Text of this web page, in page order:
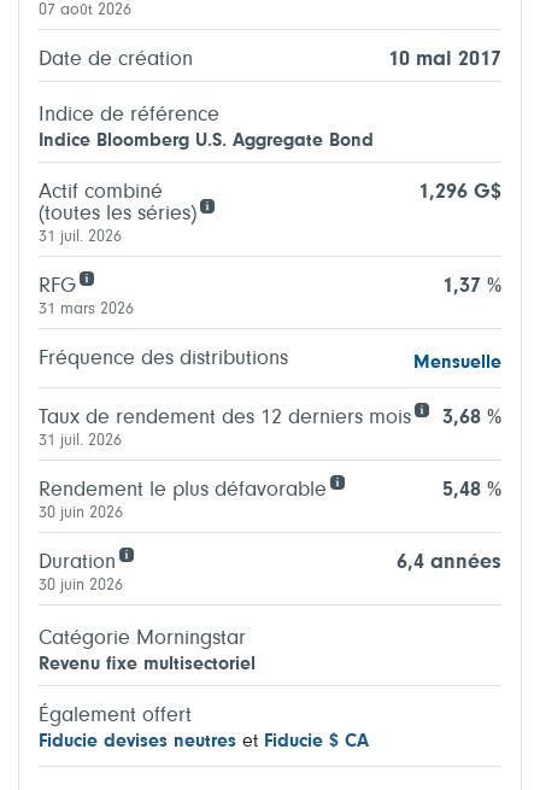
07 août 2026
Date de création 10 mai 2017
Indice de référence
Indice Bloomberg U.S. Aggregate Bond
Actif combiné
(toutes les séries)
1,296 G$
31 juil. 2026
RFG 1,37 %
31 mars 2026
Fréquence des distributions Mensuelle
Taux de rendement des 12 derniers mois 3,68 %
31 juil. 2026
Rendement le plus défavorable 5,48 %
30 juin 2026
Duration 6,4 années
30 juin 2026
Catégorie Morningstar
Revenu fixe multisectoriel
Également offert
Fiducie devises neutres et Fiducie $ CA